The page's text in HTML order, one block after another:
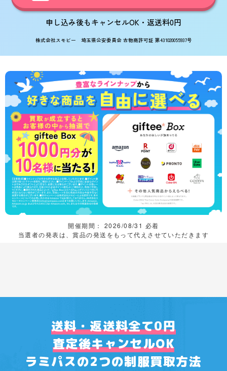
申し込み後もキャンセルOK・返送料0円
株式会社スモビー 埼玉県公安委員会 古物商許可証 第431020055937号
開催期間： 2026/08/31 必着
当選者の発表は、賞品の発送をもって代えさせていただきます
送料・返送料全て0円
査定後キャンセルOK
ラミパスの2つの制服買取方法